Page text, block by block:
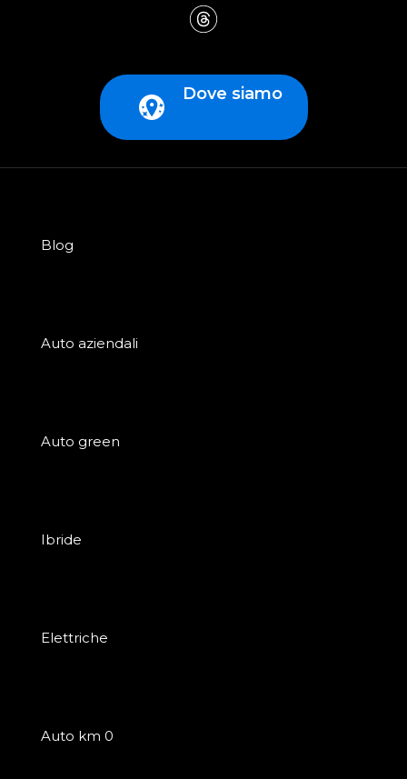
Dove siamo
Blog
Auto aziendali
Auto green
Ibride
Elettriche
Auto km 0